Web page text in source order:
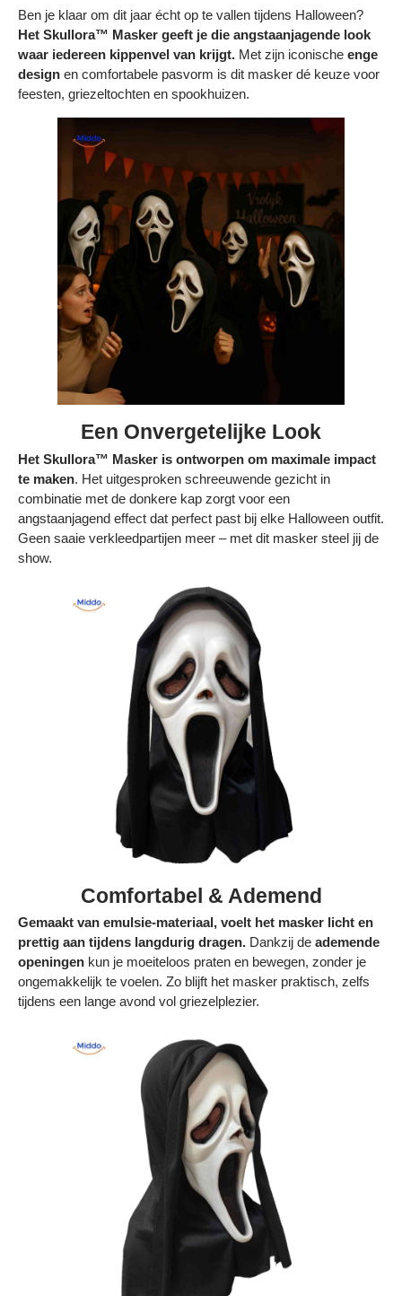
Privacy policy
Alle categorieën
Bestelling volgen
Vacatures bij Middo
Veelgestelde vragen
Servicevoorwaarden
Betaalmogelijkheden
Bestelling herroepen
Ruilen en retourneren
Bestellingen & levering
Algemene voorwaarden
Wij steunen KWF, doe je mee?
Ben je klaar om dit jaar écht op te vallen tijdens Halloween?
Het Skullora™ Masker geeft je die angstaanjagende look
waar iedereen kippenvel van krijgt. Met zijn iconische enge
design en comfortabele pasvorm is dit masker dé keuze voor
feesten, griezeltochten en spookhuizen.
Een Onvergetelijke Look
Het Skullora™ Masker is ontworpen om maximale impact
te maken. Het uitgesproken schreeuwende gezicht in
combinatie met de donkere kap zorgt voor een
angstaanjagend effect dat perfect past bij elke Halloween outfit.
Geen saaie verkleedpartijen meer – met dit masker steel jij de
show.
Comfortabel & Ademend
Gemaakt van emulsie-materiaal, voelt het masker licht en
prettig aan tijdens langdurig dragen. Dankzij de ademende
openingen kun je moeiteloos praten en bewegen, zonder je
ongemakkelijk te voelen. Zo blijft het masker praktisch, zelfs
tijdens een lange avond vol griezelplezier.